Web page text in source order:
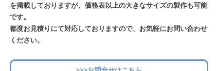
を掲載しておりますが、価格表以上の大きなサイズの製作も可能
です。
都度お見積りにて対応しておりますので、お気軽にお問い合わせ
ください。